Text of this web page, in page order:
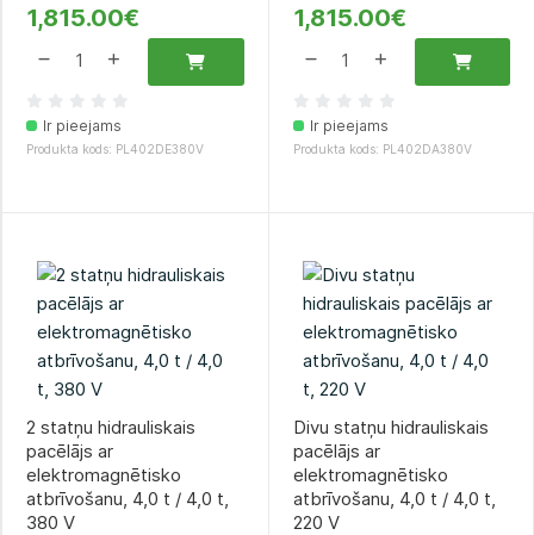
1,815.00€
Ir pieejams
Produkta kods: PL402DE380V
1,815.00€
Ir pieejams
Produkta kods: PL402DA380V
2 statņu hidrauliskais
pacēlājs ar
elektromagnētisko
atbrīvošanu, 4,0 t / 4,0 t,
380 V
Divu statņu hidrauliskais
pacēlājs ar
elektromagnētisko
atbrīvošanu, 4,0 t / 4,0 t,
220 V